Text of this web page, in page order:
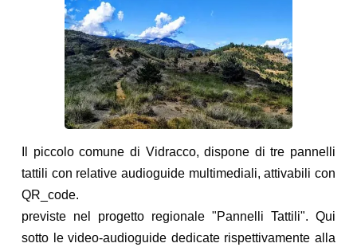
Il piccolo comune di Vidracco, dispone di tre pannelli
tattili con relative audioguide multimediali, attivabili con
QR_code.
previste nel progetto regionale "Pannelli Tattili". Qui
sotto le video-audioguide dedicate rispettivamente alla